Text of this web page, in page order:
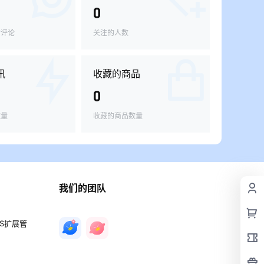
论
0
关注的人数
收藏的商品
0
收藏的商品数量
扩展管
我们的团队